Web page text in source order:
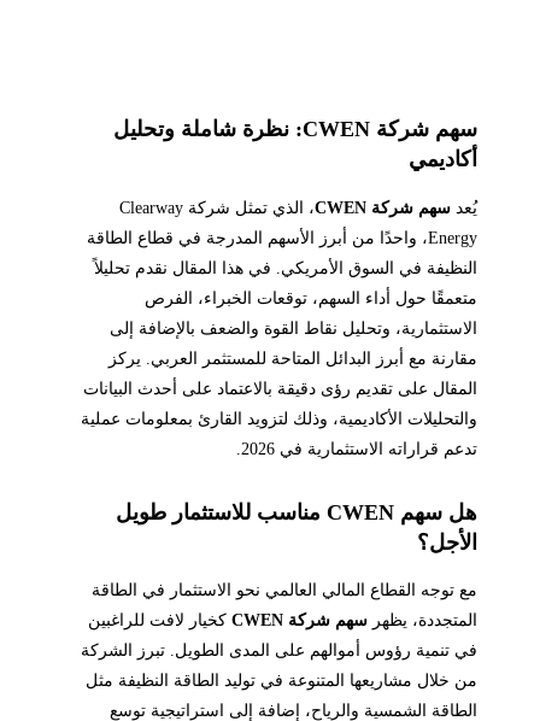
سهم شركة CWEN: نظرة شاملة وتحليل
أكاديمي
يُعد سهم شركة CWEN
، الذي تمثل شركة Clearway
Energy، واحدًا من أبرز الأسهم المدرجة في قطاع الطاقة
النظيفة في السوق الأمريكي. في هذا المقال نقدم تحليلاً
متعمقًا حول أداء السهم، توقعات الخبراء، الفرص
الاستثمارية، وتحليل نقاط القوة والضعف بالإضافة إلى
مقارنة مع أبرز البدائل المتاحة للمستثمر العربي. يركز
المقال على تقديم رؤى دقيقة بالاعتماد على أحدث البيانات
والتحليلات الأكاديمية، وذلك لتزويد القارئ بمعلومات عملية
تدعم قراراته الاستثمارية في 2026.
هل سهم CWEN مناسب للاستثمار طويل
الأجل؟
مع توجه القطاع المالي العالمي نحو الاستثمار في الطاقة
المتجددة، يظهر سهم شركة CWEN
كخيار لافت للراغبين
في تنمية رؤوس أموالهم على المدى الطويل. تبرز الشركة
من خلال مشاريعها المتنوعة في توليد الطاقة النظيفة مثل
الطاقة الشمسية والرياح، إضافة إلى استراتيجية توسع